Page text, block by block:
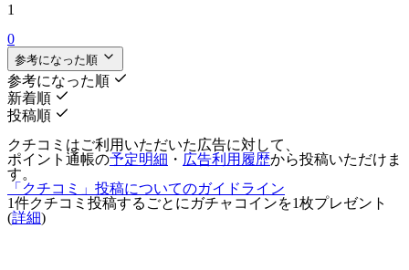
1
0
参考になった順
参考になった順
新着順
投稿順
クチコミはご利用いただいた広告に対して、
ポイント通帳の予定明細 ・ 広告利用履歴から投稿いただけま
す。
「クチコミ」投稿についてのガイドライン
1件クチコミ投稿するごとに ガチャコインを1枚プレゼント
(詳細)